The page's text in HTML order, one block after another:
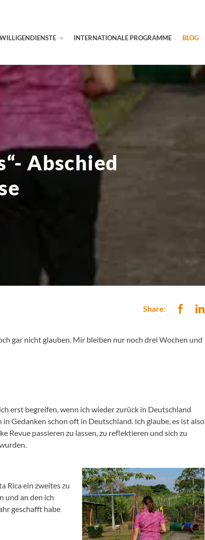
INTERNATIONALE PROGRAMME BLOG
Abschied
Share:
gar nicht glauben. Mir bleiben nur noch drei Wochen und
erst begreifen, wenn ich wieder zurück in Deutschland
Gedanken schon oft in Deutschland. Ich glaube, es ist also
Revue passieren zu lassen, zu reflektieren und sich zu
Rica ein zweites zu
und an den ich
geschafft habe